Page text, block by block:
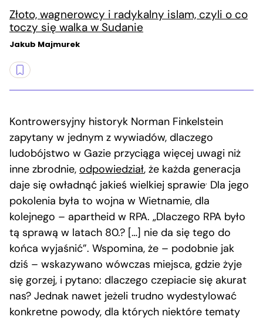
Złoto, wagnerowcy i radykalny islam, czyli o co
toczy się walka w Sudanie
Jakub Majmurek
Kontrowersyjny historyk Norman Finkelstein
zapytany w jednym z wywiadów, dlaczego
ludobójstwo w Gazie przyciąga więcej uwagi niż
inne zbrodnie, odpowiedział, że każda generacja
daje się owładnąć jakieś wielkiej sprawie. Dla jego
pokolenia była to wojna w Wietnamie, dla
kolejnego – apartheid w RPA. „Dlaczego RPA było
tą sprawą w latach 80.? […] nie da się tego do
końca wyjaśnić”. Wspomina, że – podobnie jak
dziś – wskazywano wówczas miejsca, gdzie żyje
się gorzej, i pytano: dlaczego czepiacie się akurat
nas? Jednak nawet jeżeli trudno wydestylować
konkretne powody, dla których niektóre tematy